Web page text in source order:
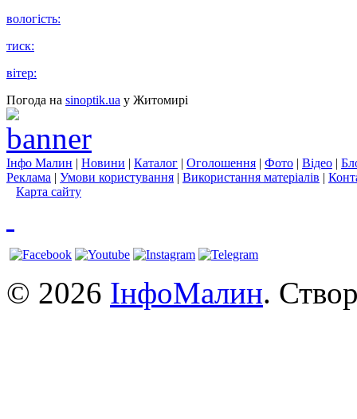
вологість:
тиск:
вітер:
Погода на sinoptik.ua у Житомирі
Інфо Малин | Новини | Каталог | Оголошення | Фото | Відео |
Реклама | Умови користування | Використання матеріалів |
Карта сайту
© 2026 ІнфоМалин.